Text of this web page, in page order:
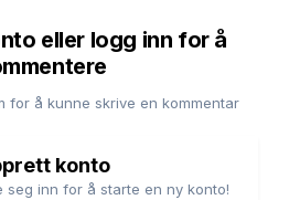
eller logg inn for å
for å kunne skrive en kommentar
konto
seg inn for å starte en ny konto!